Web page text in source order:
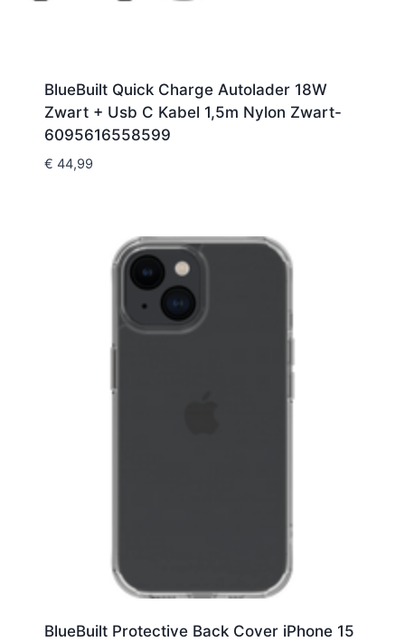
BlueBuilt Quick Charge Autolader 18W
Zwart + Usb C Kabel 1,5m Nylon Zwart-
6095616558599
€ 44,99
BlueBuilt Protective Back Cover iPhone 15